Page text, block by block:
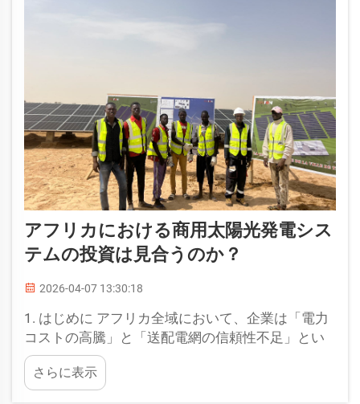
アフリカにおける商用太陽光発電シス
テムの投資は見合うのか？
2026-04-07 13:30:18
1. はじめに アフリカ全域において、企業は「電力
コストの高騰」と「送配電網の信頼性不足」とい
う2つの主要な課題に直面しています。多くの企業
がディーゼル発電機に大きく依存しており、これ
により運用経費が増大しています。この状況は、
さらに表示